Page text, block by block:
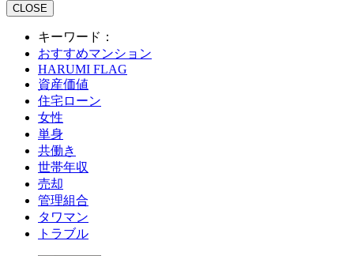
CLOSE
キーワード：
おすすめマンション
HARUMI FLAG
資産価値
住宅ローン
女性
単身
共働き
世帯年収
売却
管理組合
タワマン
トラブル